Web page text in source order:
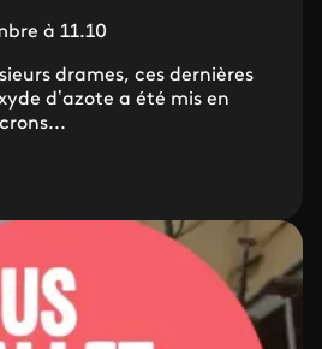
à 11.10
drames, ces dernières
d’azote a été mis en